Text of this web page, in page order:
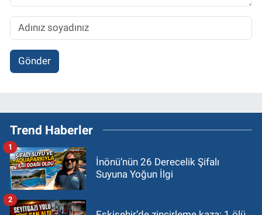
Gönder
Trend Haberler
İnönü’nün 26 Derecelik Şifalı
Suyuna Yoğun İlgi
1
2